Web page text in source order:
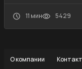
11 мин 5429
О компании